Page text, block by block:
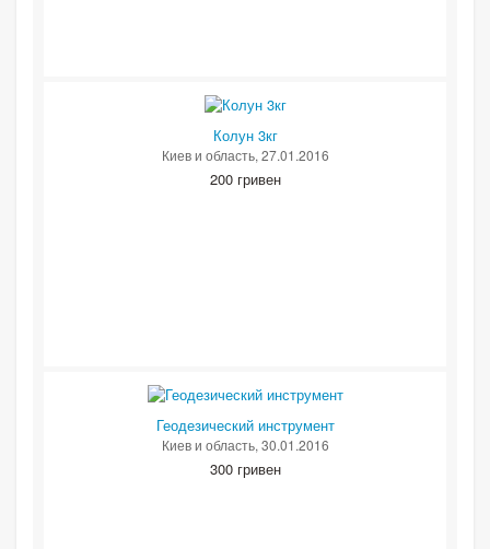
Колун 3кг
Киев и область, 27.01.2016
200 гривен
Геодезический инструмент
Киев и область, 30.01.2016
300 гривен